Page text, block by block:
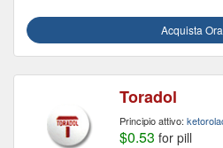
Acquista Ora
Toradol
Principio attivo:
$0.53 for pill